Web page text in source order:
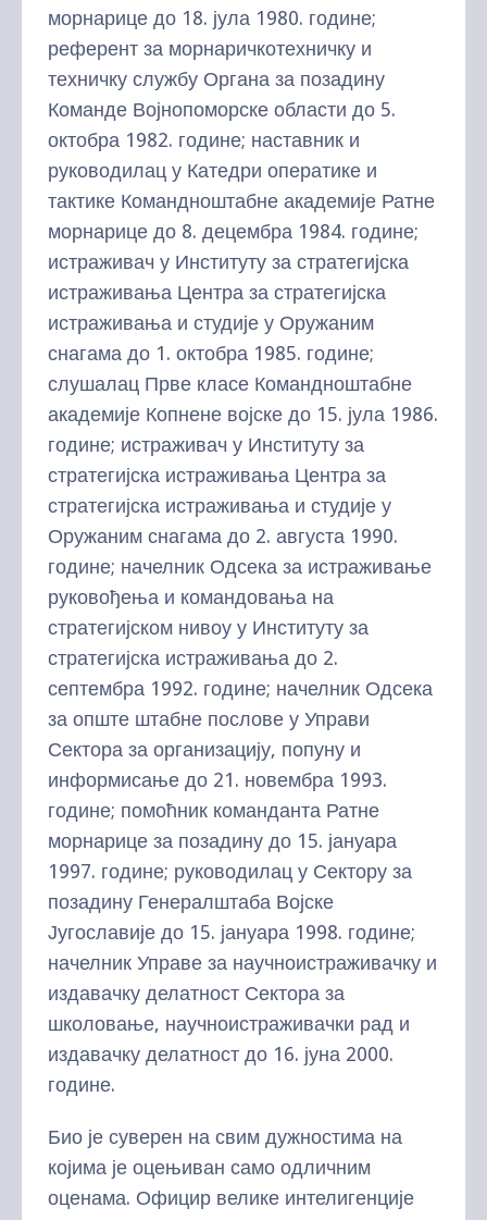
морнарице до 18. јула 1980. године;
референт за морнаричкотехничку и
техничку службу Органа за позадину
Команде Војнопоморске области до 5.
октобра 1982. године; наставник и
руководилац у Катедри оператике и
тактике Командноштабне академије Ратне
морнарице до 8. децембра 1984. године;
истраживач у Институту за стратегијска
истраживања Центра за стратегијска
истраживања и студије у Оружаним
снагама до 1. октобра 1985. године;
слушалац Прве класе Командноштабне
академије Копнене војске до 15. јула 1986.
године; истраживач у Институту за
стратегијска истраживања Центра за
стратегијска истраживања и студије у
Оружаним снагама до 2. августа 1990.
године; начелник Одсека за истраживање
руковођења и командовања на
стратегијском нивоу у Институту за
стратегијска истраживања до 2.
септембра 1992. године; начелник Одсека
за опште штабне послове у Управи
Сектора за организацију, попуну и
информисање до 21. новембра 1993.
године; помоћник команданта Ратне
морнарице за позадину до 15. јануара
1997. године; руководилац у Сектору за
позадину Генералштаба Војске
Југославије до 15. јануара 1998. године;
начелник Управе за научноистраживачку и
издавачку делатност Сектора за
школовање, научноистраживачки рад и
издавачку делатност до 16. јуна 2000.
године.
Био је суверен на свим дужностима на
којима је оцењиван само одличним
оценама. Официр велике интелигенције